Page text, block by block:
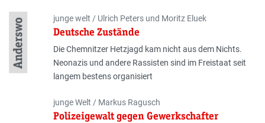
Anderswo Autor:innen
junge welt / Ulrich Peters und Moritz Eluek
Deutsche Zustände
Die Chemnitzer Hetzjagd kam nicht aus dem Nichts.
Neonazis und andere Rassisten sind im Freistaat seit
langem bestens organisiert
Autor:innen
junge Welt / Markus Ragusch
Polizeigewalt gegen Gewerkschafter